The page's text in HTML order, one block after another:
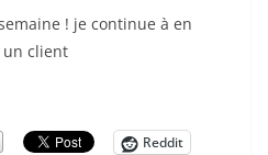
! je continue à en
un client
Reddit